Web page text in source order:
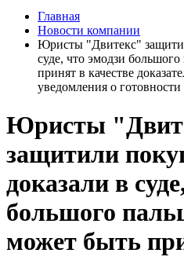
Главная
Новости компании
Юристы "Двитекс"
суде, что эмодзи
принят в качестве
уведомления о готовности
Юристы
защитили
доказали в
большого
может быть